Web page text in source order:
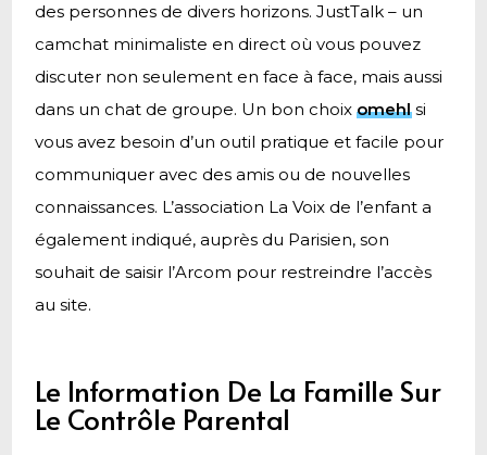
des personnes de divers horizons. JustTalk – un
camchat minimaliste en direct où vous pouvez
discuter non seulement en face à face, mais aussi
dans un chat de groupe. Un bon choixomehlsi
vous avez besoin d’un outil pratique et facile pour
communiquer avec des amis ou de nouvelles
connaissances. L’association La Voix de l’enfant a
également indiqué, auprès du Parisien, son
souhait de saisir l’Arcom pour restreindre l’accès
au site.
Le Information De La Famille Sur
Le Contrôle Parental